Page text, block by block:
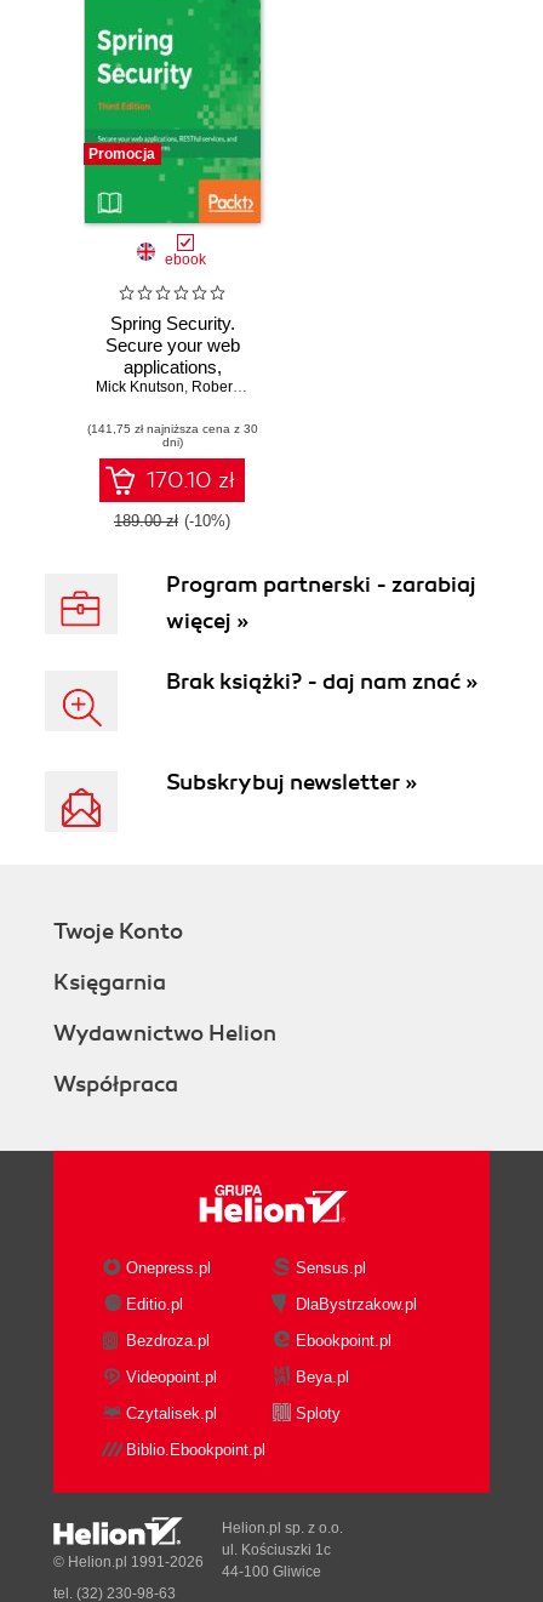
Promocja
ebook
Spring Security.
Secure your web
applications,
RESTful services,
architectures -
Third Edition
Mick Knutson, Robert Winch
(141,75 zł najniższa cena z 30
dni)
170.10 zł
189.00 zł (-10%)
Program partnerski - zarabiaj
więcej »
Brak książki? - daj nam znać »
Subskrybuj newsletter »
Twoje Konto
Księgarnia
Wydawnictwo Helion
Współpraca
Onepress.pl
Sensus.pl
Editio.pl
DlaBystrzakow.pl
Bezdroza.pl
Ebookpoint.pl
Videopoint.pl
Beya.pl
Czytalisek.pl
Sploty
Biblio.Ebookpoint.pl
© Helion.pl 1991-2026
Helion.pl sp. z o.o.
ul. Kościuszki 1c
44-100 Gliwice
tel. (32) 230-98-63